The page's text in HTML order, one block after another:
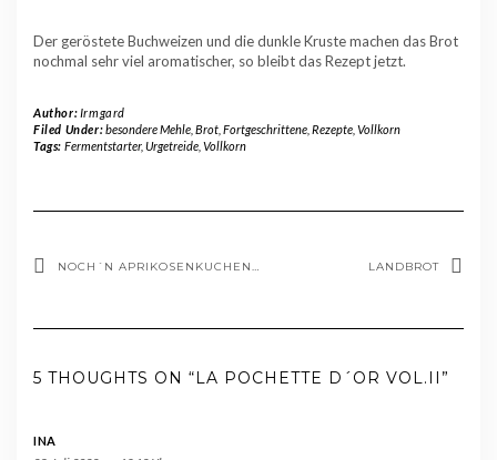
Der geröstete Buchweizen und die dunkle Kruste machen das Brot
nochmal sehr viel aromatischer, so bleibt das Rezept jetzt.
Author:Irmgard
Filed Under:besondere Mehle, Brot, Fortgeschrittene, Rezepte, Vollkorn
Tags: Fermentstarter, Urgetreide, Vollkorn
NOCH´N APRIKOSENKUCHEN… LANDBROT
5 THOUGHTS ON “LA POCHETTE D´OR VOL.II”
INA